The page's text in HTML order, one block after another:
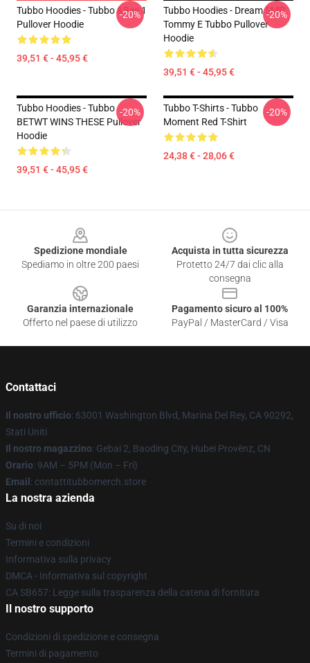
Tubbo Hoodies - Tubbo &Bee 1
Pullover Hoodie
39,51 € - 45,95 €
-20%
Tubbo Hoodies - Dream SMP
Tommy E Tubbo Pullover
Hoodie
39,51 € - 45,95 €
-20%
Tubbo Hoodies - Tubbo
BETWT WINS THESE Pullover
Hoodie
39,51 € - 45,95 €
-20%
Tubbo T-Shirts - Tubbo
Moment Red T-Shirt
24,38 € - 28,06 €
-20%
Spedizione mondiale
Spediamo in oltre 200 paesi
Acquista in tutta sicurezza
Protetto 24/7 dai clic alla
consegna
Garanzia internazionale
Offerto nel paese di utilizzo
Pagamento sicuro al 100%
PayPal / MasterCard / Visa
Contattaci
Il nostro ufficio: 63001 Washington Blvd, Marina Del Rey, CA 90292,
Stati Uniti
Il nostro magazzino: Gebai 2, Baoding City, Hubei Provënz, CN
Orario: 9AM – 5PM (Mon – Fri)
Email : contattitubbomerch.store
La nostra azienda
Su di noi
Termini e condizioni
Informativa sulla privacy
DMCA - Informativa sul copyright
CA SB657: Legge sulla trasparenza della catena di fornitura
Il nostro supporto
Condizioni di spedizione e consegna
Termini di pagamento